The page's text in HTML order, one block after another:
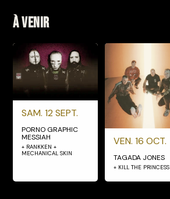
À venir
SAM. 12 SEPT.
PORNO GRAPHIC
MESSIAH
+ RANKKEN +
MECHANICAL SKIN
VEN. 16 OCT.
TAGADA JONES
+ KILL THE PRINCESS